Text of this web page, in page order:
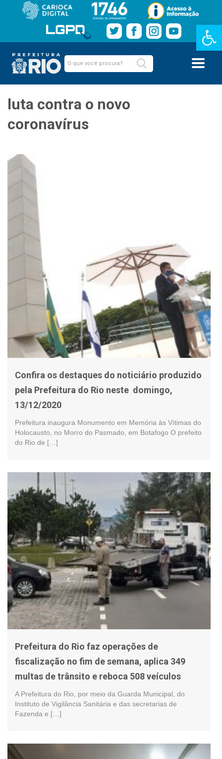
Barra de
luta contra o novo
coronavírus
Confira os destaques do noticiário produzido
pela Prefeitura do Rio neste domingo,
13/12/2020
Prefeitura inaugura Monumento em Memória às Vítimas do
Holocausto, no Morro do Pasmado, em Botafogo O prefeito
do Rio de […]
Prefeitura do Rio faz operações de
fiscalização no fim de semana, aplica 349
multas de trânsito e reboca 508 veículos
A Prefeitura do Rio, por meio da Guarda Municipal, do
Instituto de Vigilância Sanitária e das secretarias de
Fazenda e […]